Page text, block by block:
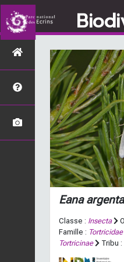
Eana
Classe : Insecta
Famille : Tortricidae
Tortricinae
Tribu :